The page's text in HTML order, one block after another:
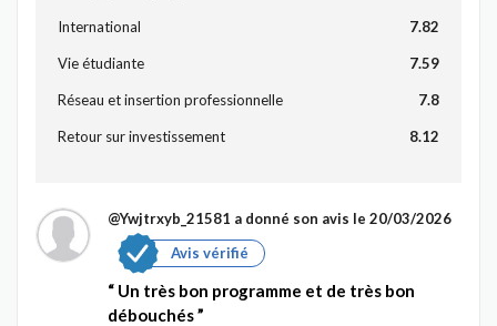
International 7.82
Vie étudiante 7.59
Réseau et insertion professionnelle 7.8
Retour sur investissement 8.12
@Ywjtrxyb_21581 a donné son avis le 20/03/2026
Avis vérifié
Un très bon programme et de très bon
débouchés